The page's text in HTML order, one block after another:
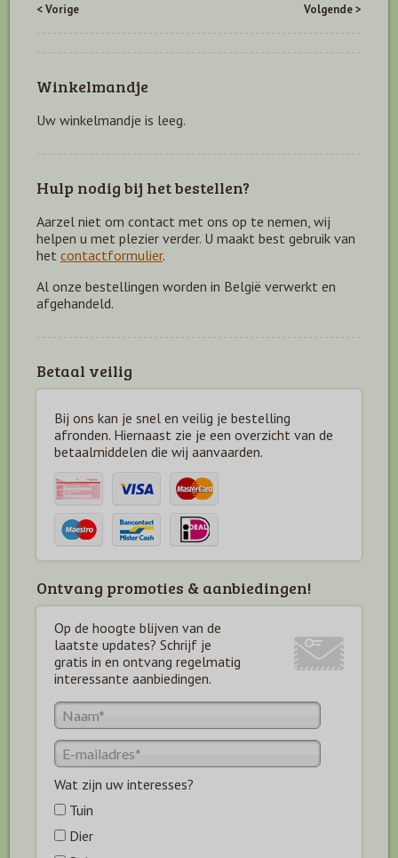
< Vorige Volgende >
Winkelmandje
Uw winkelmandje is leeg.
Hulp nodig bij het bestellen?
Aarzel niet om contact met ons op te nemen, wij
helpen u met plezier verder. U maakt best gebruik van
het contactformulier.
Al onze bestellingen worden in België verwerkt en
afgehandeld.
Betaal veilig
Bij ons kan je snel en veilig je bestelling
afronden. Hiernaast zie je een overzicht van de
betaalmiddelen die wij aanvaarden.
Ontvang promoties & aanbiedingen!
Op de hoogte blijven van de
laatste updates? Schrijf je
gratis in en ontvang regelmatig
interessante aanbiedingen.
Wat zijn uw interesses?
Tuin
Dier